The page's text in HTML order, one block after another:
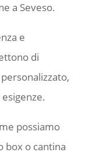
a Seveso.
e
di
possiamo
box o cantina